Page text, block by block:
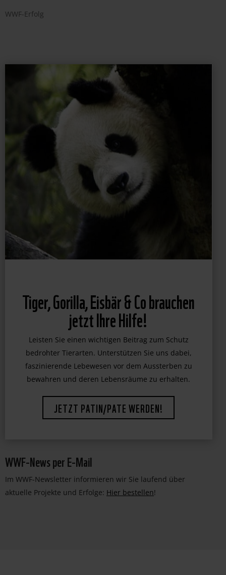
WWF-Erfolg
Tiger, Gorilla, Eisbär & Co brauchen
jetzt Ihre Hilfe!
Leisten Sie einen wichtigen Beitrag zum Schutz
bedrohter Tierarten. Unterstützen Sie uns dabei,
faszinierende Lebewesen vor dem Aussterben zu
bewahren und deren Lebensräume zu erhalten.
JETZT PATIN/PATE WERDEN!
WWF-News per E-Mail
Im WWF-Newsletter informieren wir Sie laufend über
aktuelle Projekte und Erfolge: Hier bestellen!